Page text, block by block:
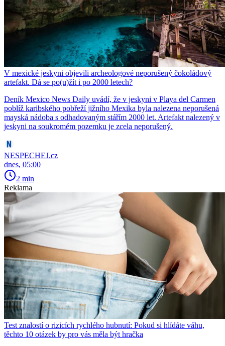
V mexické jeskyni objevili archeologové neporušený čokoládový
artefakt. Dá se po(u)žít i po 2000 letech?
Deník Mexico News Daily uvádí, že v jeskyni v Playa del Carmen
poblíž karibského pobřeží jižního Mexika byla nalezena neporušená
mayská nádoba s odhadovaným stářím 2000 let. Artefakt nalezený v
jeskyni na soukromém pozemku je zcela neporušený.
NESPECHEJ.cz
dnes, 05:00
2 min
Reklama
Test znalostí o rizicích rychlého hubnutí: Pokud si hlídáte váhu,
těchto 10 otázek by pro vás měla být hračka